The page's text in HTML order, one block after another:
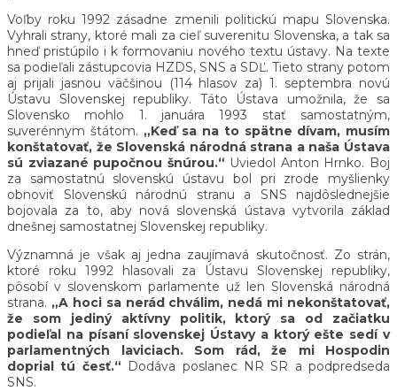
Voľby roku 1992 zásadne zmenili politickú mapu Slovenska.
Vyhrali strany, ktoré mali za cieľ suverenitu Slovenska, a tak sa
hneď pristúpilo i k formovaniu nového textu ústavy. Na texte
sa podieľali zástupcovia HZDS, SNS a SDĽ. Tieto strany potom
aj prijali jasnou väčšinou (114 hlasov za) 1. septembra novú
Ústavu Slovenskej republiky. Táto Ústava umožnila, že sa
Slovensko mohlo 1. januára 1993 stať samostatným,
suverénnym štátom. „Keď sa na to spätne dívam, musím
konštatovať, že Slovenská národná strana a naša Ústava
sú zviazané pupočnou šnúrou.“ Uviedol Anton Hrnko. Boj
za samostatnú slovenskú ústavu bol pri zrode myšlienky
obnoviť Slovenskú národnú stranu a SNS najdôslednejšie
bojovala za to, aby nová slovenská ústava vytvorila základ
dnešnej samostatnej Slovenskej republiky.
Významná je však aj jedna zaujímavá skutočnosť. Zo strán,
ktoré roku 1992 hlasovali za Ústavu Slovenskej republiky,
pôsobí v slovenskom parlamente už len Slovenská národná
strana. „A hoci sa nerád chválim, nedá mi nekonštatovať,
že som jediný aktívny politik, ktorý sa od začiatku
podieľal na písaní slovenskej Ústavy a ktorý ešte sedí v
parlamentných laviciach. Som rád, že mi Hospodin
doprial tú česť.“ Dodáva poslanec NR SR a podpredseda
SNS.